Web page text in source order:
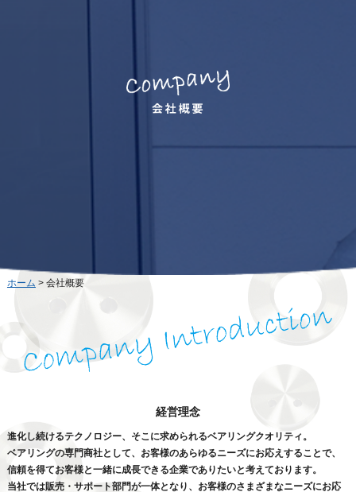
ホーム > 会社概要
経営理念
進化し続けるテクノロジー、そこに求められるベアリングクオリティ。
ベアリングの専門商社として、お客様のあらゆるニーズにお応えすることで、
信頼を得てお客様と一緒に成長できる企業でありたいと考えております。
当社では販売・サポート部門が一体となり、お客様のさまざまなニーズにお応